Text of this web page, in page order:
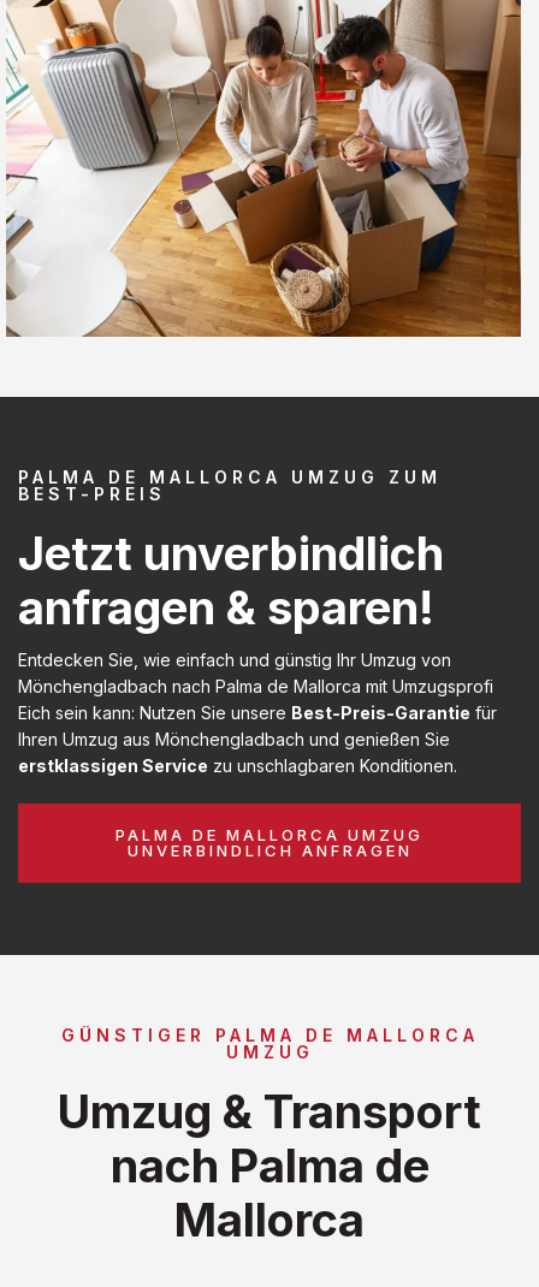
PALMA DE MALLORCA UMZUG ZUM
BEST-PREIS
Jetzt unverbindlich
anfragen & sparen!
Entdecken Sie, wie einfach und günstig Ihr Umzug von
Mönchengladbach nach Palma de Mallorca mit Umzugsprofi
Eich sein kann: Nutzen Sie unsere Best-Preis-Garantie für
Ihren Umzug aus Mönchengladbach und genießen Sie
erstklassigen Service zu unschlagbaren Konditionen.
PALMA DE MALLORCA UMZUG
UNVERBINDLICH ANFRAGEN
GÜNSTIGER PALMA DE MALLORCA
UMZUG
Umzug & Transport
nach Palma de
Mallorca